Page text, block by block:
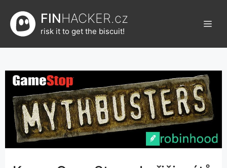
obsah
FINHACKER.cz
risk it to get the biscuit!